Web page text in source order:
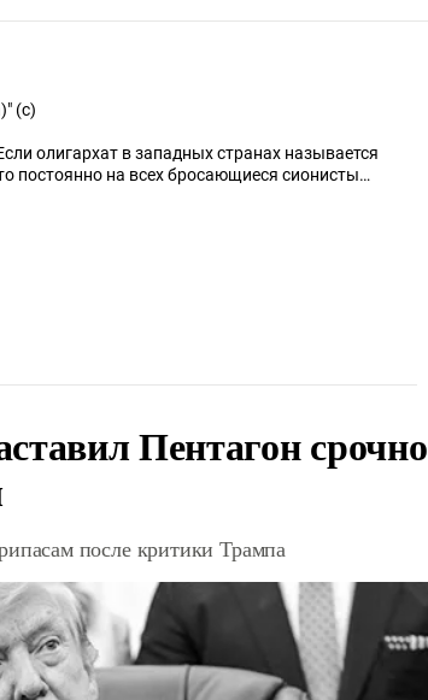
(с)
олигархат в западных странах называется
постоянно на всех бросающиеся сионисты
Пентагон срочно
после критики Трампа